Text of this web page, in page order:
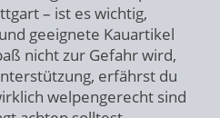
– ist es wichtig,
geeignete Kauartikel
nicht zur Gefahr wird,
erfährst du
welpengerecht sind